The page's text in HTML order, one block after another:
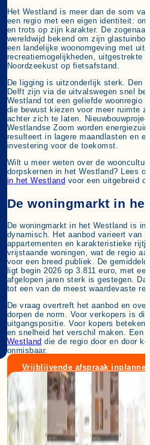
Het Westland is meer dan de som
een regio met een eigen identiteit:
en trots op zijn karakter. De
wereldwijd bekend om zijn
een landelijke woonomgeving met
recreatiemogelijkheden, uitgestrekte
Noordzeekust op fietsafstand.
De ligging is uitzonderlijk sterk. Den
Delft zijn via de uitvalswegen snel
Westland tot een geliefde woonregio
die bewust kiezen voor meer ruimte
achter zich te laten.
Westlandse Zoom worden
resulteert in lagere maandlasten en
investering voor de toekomst.
Wilt u meer weten over de
dorpskernen in het Westland? Lees
in het Westland voor een uitgebreid
De woningmarkt in
De woningmarkt in het Westland is in
dynamisch. Het aanbod varieert van
appartementen en karakteristieke
vrijstaande woningen, wat de regio
voor een breed publiek. De
ligt begin 2026 op 3.811 euro, met
afgelopen jaren sterk is gestegen.
tot een van de meest waardevaste
De vraag overtreft het aanbod en
dorpen de norm. Voor verkopers is
uitgangspositie. Voor kopers
en snelheid het verschil maken. Een
Westland die de regio door en door
onmisbaar.
Vrijblijvende afspraak